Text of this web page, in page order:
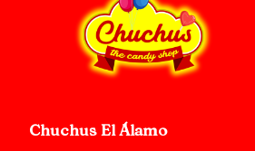
Chuchus El Álamo